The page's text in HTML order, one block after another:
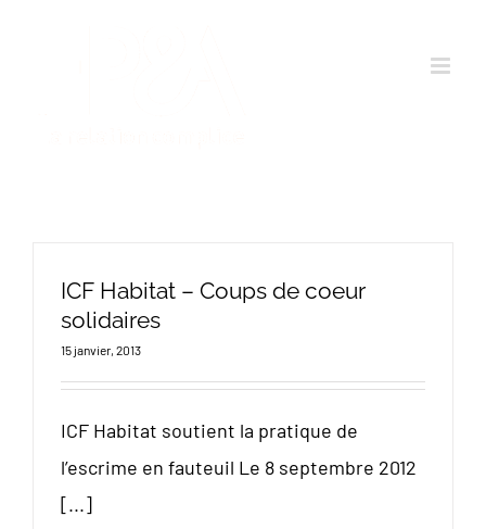
ICF Habitat – Coups de coeur
solidaires
15 janvier, 2013
ICF Habitat soutient la pratique de
l’escrime en fauteuil Le 8 septembre 2012
[...]